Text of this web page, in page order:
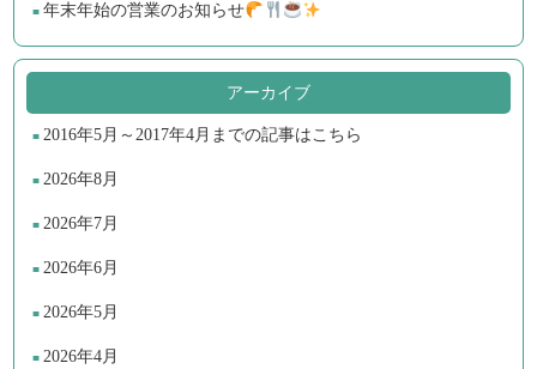
年末年始の営業のお知らせ
アーカイブ
2016年5月～2017年4月までの記事はこちら
2026年8月
2026年7月
2026年6月
2026年5月
2026年4月